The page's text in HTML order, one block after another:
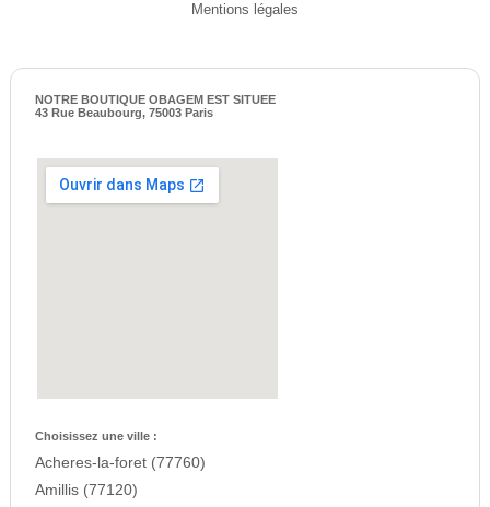
Mentions légales
NOTRE BOUTIQUE OBAGEM EST SITUEE
43 Rue Beaubourg, 75003 Paris
Choisissez une ville :
Acheres-la-foret (77760)
Amillis (77120)